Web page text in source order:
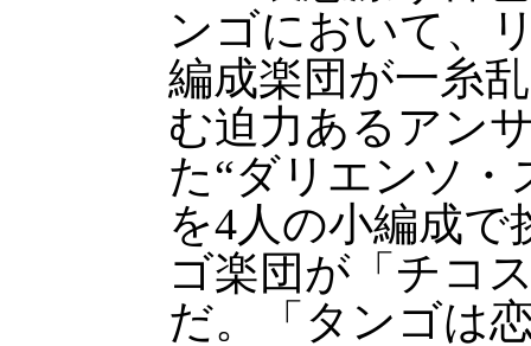
ンゴにおいて、
編成楽団が一糸
む迫力あるアン
た“ダリエンソ・
を4人の小編成
ゴ楽団が「チコ
だ。「タンゴは